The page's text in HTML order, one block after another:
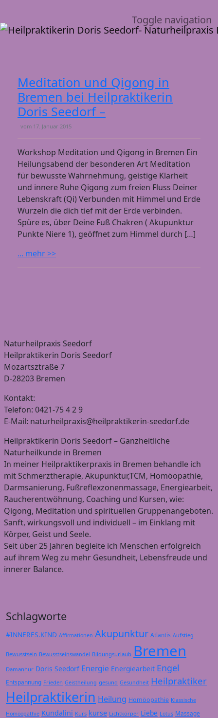
Toggle navigation
Meditation und Qigong in
Bremen bei Heilpraktikerin
Doris Seedorf –
vom 17. Januar 2015
Workshop Meditation und Qigong in Bremen Ein
Heilungsabend der besonderen Art Meditation
für bewusste Wahrnehmung, geistige Klarheit
und innere Ruhe Qigong zum freien Fluss Deiner
Lebenskraft (Qi) Verbunden mit Himmel und Erde
Wurzeln die dich tief mit der Erde verbinden.
Spüre es, über Deine Fuß Chakren ( Akupunktur
Punkte Niere 1), geöffnet zum Himmel durch […]
... mehr >>
Naturheilpraxis Seedorf
Heilpraktikerin Doris Seedorf
Mozartsztraße 7
D-28203 Bremen
Kontakt:
Telefon: 0421-75 4 2 9
E-Mail: naturheilpraxis@heilpraktikerin-seedorf.de
Heilpraktikerin Doris Seedorf – Ganzheitliche
Naturheilkunde in Bremen
In meiner Heilpraktikerpraxis in Bremen behandle ich
mit Schmerztherapie, Akupunktur,TCM, Homöopathie,
Darmsanierung, Fußreflexzonenmassage, Energiearbeit,
Raucherentwöhnung, Coaching und Kursen, wie:
Qigong, Meditation und spirituellen Gruppenangeboten.
Sanft, wirkungsvoll und individuell – im Einklang mit
Körper, Geist und Seele.
Seit über 25 Jahren begleite ich Menschen erfolgreich
auf ihrem Weg zu mehr Gesundheit, Lebensfreude und
innerer Balance.
Schlagworte
#INNERES.KIND Affirmationen Akupunktur Atlantis Aufstieg
Bewusstsein Bewusstseinswandel Bildungsurlaub Bremen
Damanhur Doris Seedorf Energie Energiearbeit Engel
Entspannung Frieden Geistheilung gesund Gesundheit Heilpraktiker
Heilpraktikerin Heilung Homöopathie Klassische
Homöopathie Kundalini Kurs kurse Lichtkörper Liebe Lotus Massage